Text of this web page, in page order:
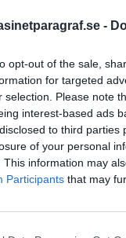
-
opt-out of the sale,
for targeted
selection. Please note
interest-based ads
to third
of your personal
This information may
Participants that may
mars 2022
förbundskontor
delar av landet.
tisdag.
domstolen, HD,
VLT.
2017 anklagade
2006.
både i tingsrätten